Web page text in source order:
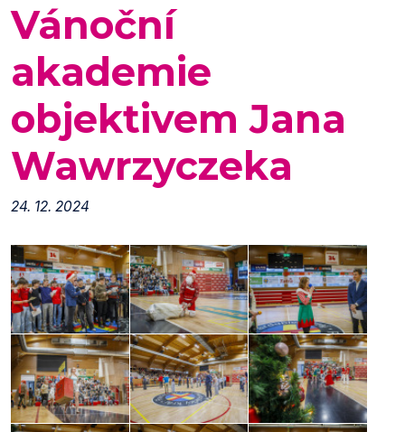
Vánoční
akademie
objektivem Jana
Wawrzyczeka
24. 12. 2024